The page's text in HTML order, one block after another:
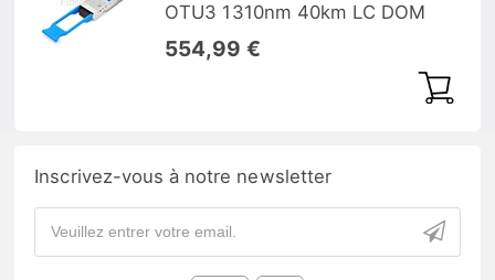
OTU3 1310nm 40km LC DOM
554,99 €
Inscrivez-vous à notre newsletter